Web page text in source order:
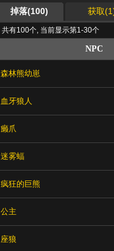
掉落(100) 获取
共有100个, 当前显示第1-30个
NPC
森林熊幼崽
血牙狼人
癞爪
迷雾蝠
疯狂的巨熊
公主
座狼